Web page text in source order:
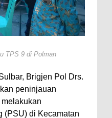
TPS 9 di Polman
Brigjen Pol Drs.
peninjauan
(PSU) di Kecamatan